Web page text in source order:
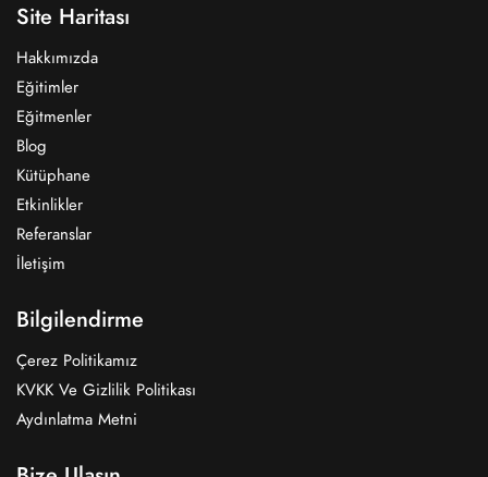
Site Haritası
Hakkımızda
Eğitimler
Eğitmenler
Blog
Kütüphane
Etkinlikler
Referanslar
İletişim
Bilgilendirme
Çerez Politikamız
KVKK Ve Gizlilik Politikası
Aydınlatma Metni